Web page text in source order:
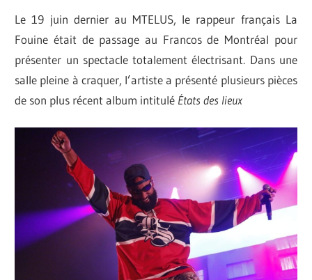
Le 19 juin dernier au MTELUS, le rappeur français La
Fouine était de passage au Francos de Montréal pour
présenter un spectacle totalement électrisant. Dans une
salle pleine à craquer, l’artiste a présenté plusieurs pièces
de son plus récent album intitulé États des lieux